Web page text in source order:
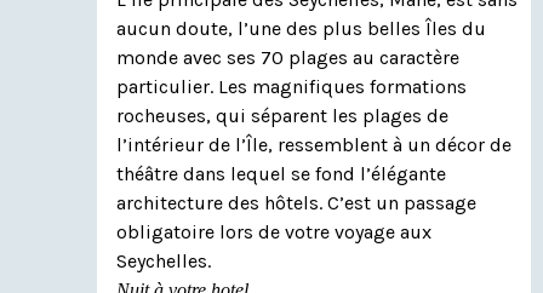
aucun doute, l’une des plus belles Îles du
monde avec ses 70 plages au caractère
particulier. Les magnifiques formations
rocheuses, qui séparent les plages de
l’intérieur de l’Île, ressemblent à un décor de
théâtre dans lequel se fond l’élégante
architecture des hôtels. C’est un passage
obligatoire lors de votre voyage aux
Seychelles.